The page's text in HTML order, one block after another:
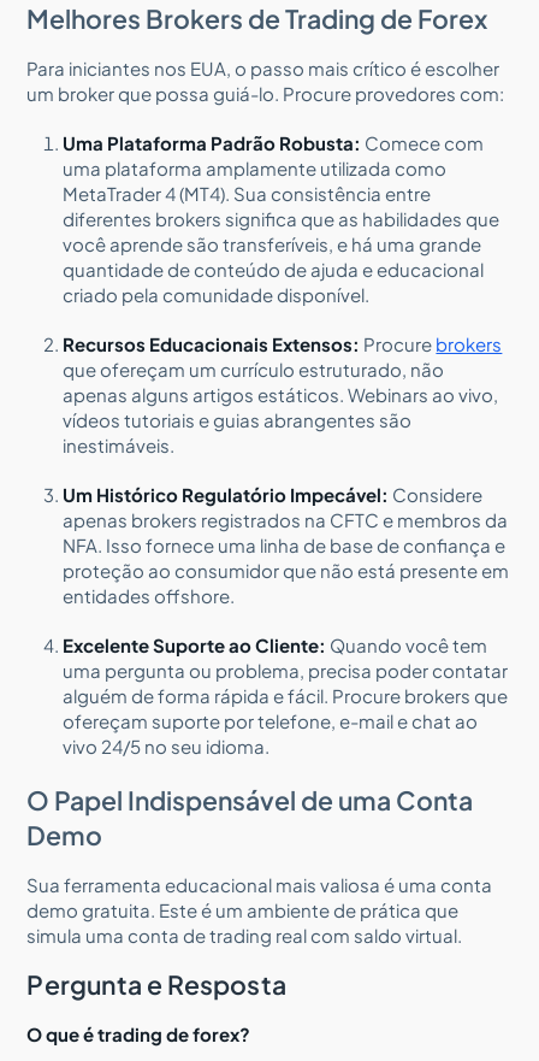
Melhores Brokers de Trading de Forex
Para iniciantes nos EUA, o passo mais crítico é escolher
um broker que possa guiá-lo. Procure provedores com:
Uma Plataforma Padrão Robusta: Comece com
uma plataforma amplamente utilizada como
MetaTrader 4 (MT4). Sua consistência entre
diferentes brokers significa que as habilidades que
você aprende são transferíveis, e há uma grande
quantidade de conteúdo de ajuda e educacional
criado pela comunidade disponível.
Recursos Educacionais Extensos: Procure brokers
que ofereçam um currículo estruturado, não
apenas alguns artigos estáticos. Webinars ao vivo,
vídeos tutoriais e guias abrangentes são
inestimáveis.
Um Histórico Regulatório Impecável: Considere
apenas brokers registrados na CFTC e membros da
NFA. Isso fornece uma linha de base de confiança e
proteção ao consumidor que não está presente em
entidades offshore.
Excelente Suporte ao Cliente: Quando você tem
uma pergunta ou problema, precisa poder contatar
alguém de forma rápida e fácil. Procure brokers que
ofereçam suporte por telefone, e-mail e chat ao
vivo 24/5 no seu idioma.
O Papel Indispensável de uma Conta
Demo
Sua ferramenta educacional mais valiosa é uma conta
demo gratuita. Este é um ambiente de prática que
simula uma conta de trading real com saldo virtual.
Pergunta e Resposta
O que é trading de forex?